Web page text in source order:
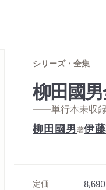
シリーズ・全集
柳田國
——単行本未収
柳田國男著伊
定価 8,690